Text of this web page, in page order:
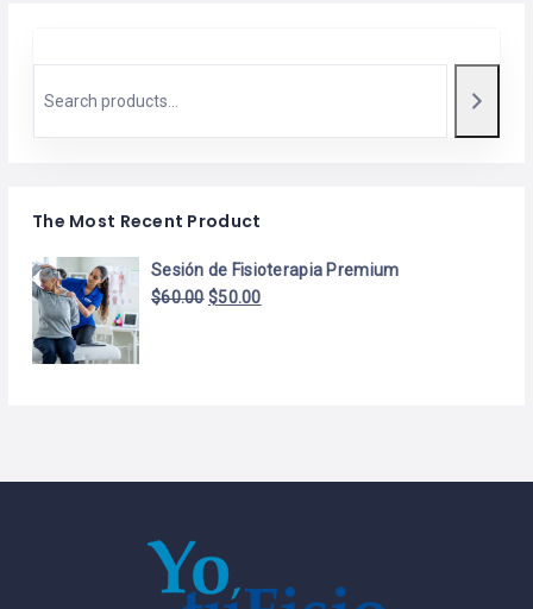
The Most Recent Product
Sesión de Fisioterapia Premium
$60.00 $50.00